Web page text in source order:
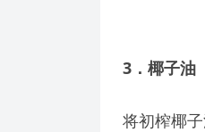
3 ．椰子油
将初榨椰